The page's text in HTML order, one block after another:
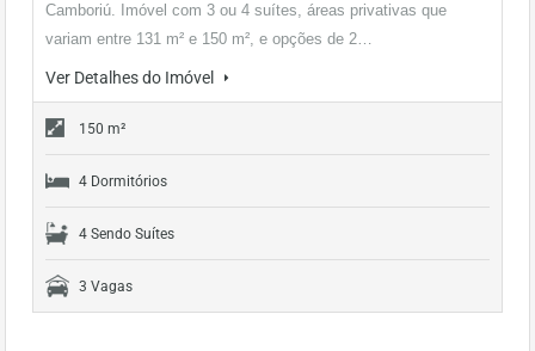
Camboriú. Imóvel com 3 ou 4 suítes, áreas privativas que
variam entre 131 m² e 150 m², e opções de 2…
Ver Detalhes do Imóvel
150 m²
4 Dormitórios
4 Sendo Suítes
3 Vagas